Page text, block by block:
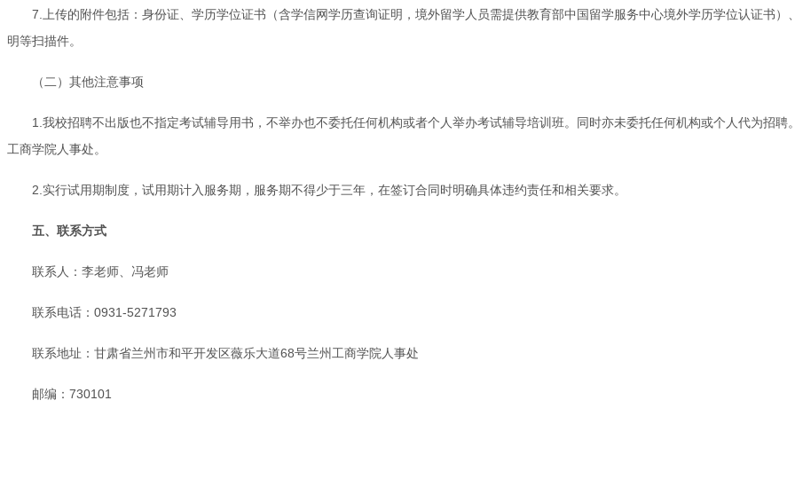
7.上传的附件包括：身份证、学历学位证书（含学信网学历查询证明，境外留学人员需提供教育部中国留学服务中心境外学历学位认证书
明等扫描件。
（二）其他注意事项
1.我校招聘不出版也不指定考试辅导用书，不举办也不委托任何机构或者个人举办考试辅导培训班。同时亦未委托任何机构或个人代为招
工商学院人事处。
2.实行试用期制度，试用期计入服务期，服务期不得少于三年，在签订合同时明确具体违约责任和相关要求。
五、联系方式
联系人：李老师、冯老师
联系电话：0931-5271793
联系地址：甘肃省兰州市和平开发区薇乐大道68号兰州工商学院人事处
邮编：730101